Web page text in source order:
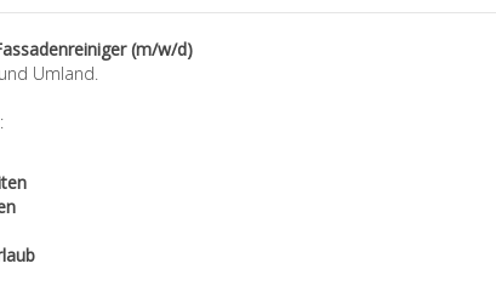
(m/w/d)
Umland.